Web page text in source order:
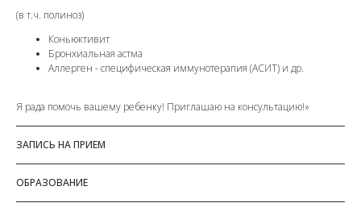
(в т.ч. полиноз)
Коньюктивит
Бронхиальная астма
Аллерген - специфическая иммунотерапия (АСИТ) и др.
Я рада помочь вашему ребенку! Приглашаю на консультацию!»
ЗАПИСЬ НА ПРИЕМ
ОБРАЗОВАНИЕ